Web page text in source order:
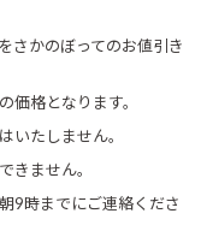
さかのぼってのお値引き
格となります。
いたしません。
きません。
9時までにご連絡くださ